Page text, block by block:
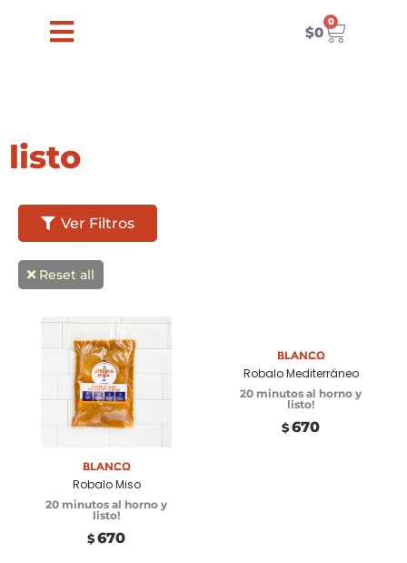
$0
0
Carrito
listo
Ver Filtros
Reset all
Añadir a
carrito
Blanco
Robalo Miso
20 minutos al horno y
listo!
$ 670
Blanco
Robalo Mediterráneo
20 minutos al horno y
listo!
$ 670